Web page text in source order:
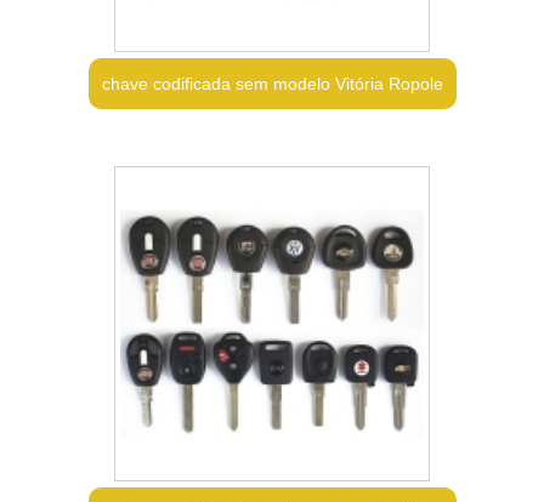
chave codificada sem modelo Vitória Ropole